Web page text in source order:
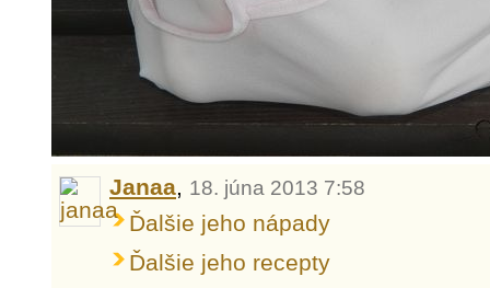
Janaa, 18. júna 2013 7:58
Ďalšie jeho nápady
Ďalšie jeho recepty